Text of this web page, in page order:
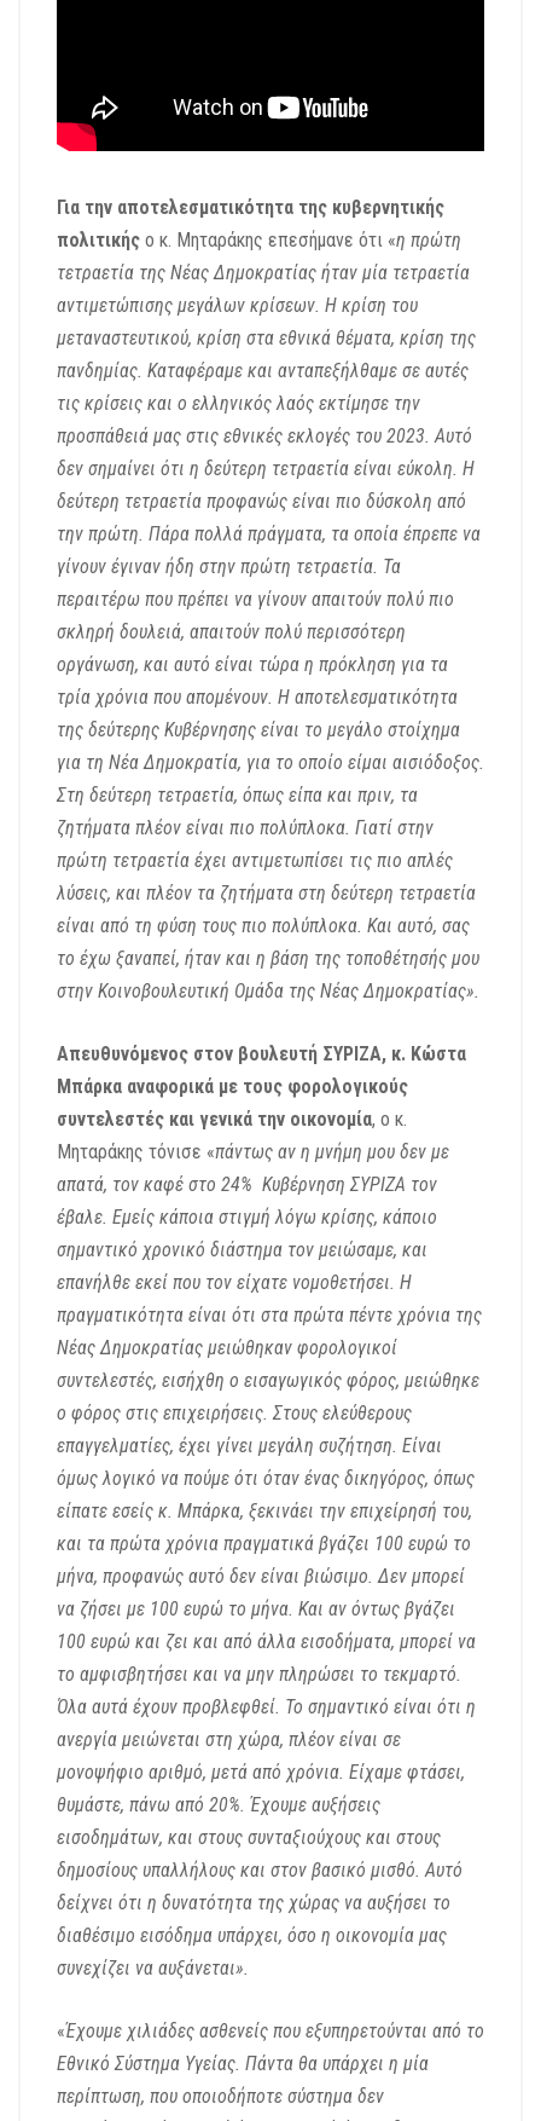
Για την αποτελεσματικότητα της κυβερνητικής
πολιτικής ο κ. Μηταράκης επεσήμανε ότι «η πρώτη
τετραετία της Νέας Δημοκρατίας ήταν μία τετραετία
αντιμετώπισης μεγάλων κρίσεων. Η κρίση του
μεταναστευτικού, κρίση στα εθνικά θέματα, κρίση της
πανδημίας. Καταφέραμε και ανταπεξήλθαμε σε αυτές
τις κρίσεις και ο ελληνικός λαός εκτίμησε την
προσπάθειά μας στις εθνικές εκλογές του 2023. Αυτό
δεν σημαίνει ότι η δεύτερη τετραετία είναι εύκολη. Η
δεύτερη τετραετία προφανώς είναι πιο δύσκολη από
την πρώτη. Πάρα πολλά πράγματα, τα οποία έπρεπε να
γίνουν έγιναν ήδη στην πρώτη τετραετία. Τα
περαιτέρω που πρέπει να γίνουν απαιτούν πολύ πιο
σκληρή δουλειά, απαιτούν πολύ περισσότερη
οργάνωση, και αυτό είναι τώρα η πρόκληση για τα
τρία χρόνια που απομένουν. Η αποτελεσματικότητα
της δεύτερης Κυβέρνησης είναι το μεγάλο στοίχημα
για τη Νέα Δημοκρατία, για το οποίο είμαι αισιόδοξος.
Στη δεύτερη τετραετία, όπως είπα και πριν, τα
ζητήματα πλέον είναι πιο πολύπλοκα. Γιατί στην
πρώτη τετραετία έχει αντιμετωπίσει τις πιο απλές
λύσεις, και πλέον τα ζητήματα στη δεύτερη τετραετία
είναι από τη φύση τους πιο πολύπλοκα. Και αυτό, σας
το έχω ξαναπεί, ήταν και η βάση της τοποθέτησής μου
στην Κοινοβουλευτική Ομάδα της Νέας Δημοκρατίας».
Απευθυνόμενος στον βουλευτή ΣΥΡΙΖΑ, κ. Κώστα
Μπάρκα αναφορικά με τους φορολογικούς
συντελεστές και γενικά την οικονομία, ο κ.
Μηταράκης τόνισε «πάντως αν η μνήμη μου δεν με
απατά, τον καφέ στο 24% Κυβέρνηση ΣΥΡΙΖΑ τον
έβαλε. Εμείς κάποια στιγμή λόγω κρίσης, κάποιο
σημαντικό χρονικό διάστημα τον μειώσαμε, και
επανήλθε εκεί που τον είχατε νομοθετήσει. Η
πραγματικότητα είναι ότι στα πρώτα πέντε χρόνια της
Νέας Δημοκρατίας μειώθηκαν φορολογικοί
συντελεστές, εισήχθη ο εισαγωγικός φόρος, μειώθηκε
ο φόρος στις επιχειρήσεις. Στους ελεύθερους
επαγγελματίες, έχει γίνει μεγάλη συζήτηση. Είναι
όμως λογικό να πούμε ότι όταν ένας δικηγόρος, όπως
είπατε εσείς κ. Μπάρκα, ξεκινάει την επιχείρησή του,
και τα πρώτα χρόνια πραγματικά βγάζει 100 ευρώ το
μήνα, προφανώς αυτό δεν είναι βιώσιμο. Δεν μπορεί
να ζήσει με 100 ευρώ το μήνα. Και αν όντως βγάζει
100 ευρώ και ζει και από άλλα εισοδήματα, μπορεί να
το αμφισβητήσει και να μην πληρώσει το τεκμαρτό.
Όλα αυτά έχουν προβλεφθεί. Το σημαντικό είναι ότι η
ανεργία μειώνεται στη χώρα, πλέον είναι σε
μονοψήφιο αριθμό, μετά από χρόνια. Είχαμε φτάσει,
θυμάστε, πάνω από 20%. Έχουμε αυξήσεις
εισοδημάτων, και στους συνταξιούχους και στους
δημοσίους υπαλλήλους και στον βασικό μισθό. Αυτό
δείχνει ότι η δυνατότητα της χώρας να αυξήσει το
διαθέσιμο εισόδημα υπάρχει, όσο η οικονομία μας
συνεχίζει να αυξάνεται».
«Έχουμε χιλιάδες ασθενείς που εξυπηρετούνται από το
Εθνικό Σύστημα Υγείας. Πάντα θα υπάρχει η μία
περίπτωση, που οποιοδήποτε σύστημα δεν